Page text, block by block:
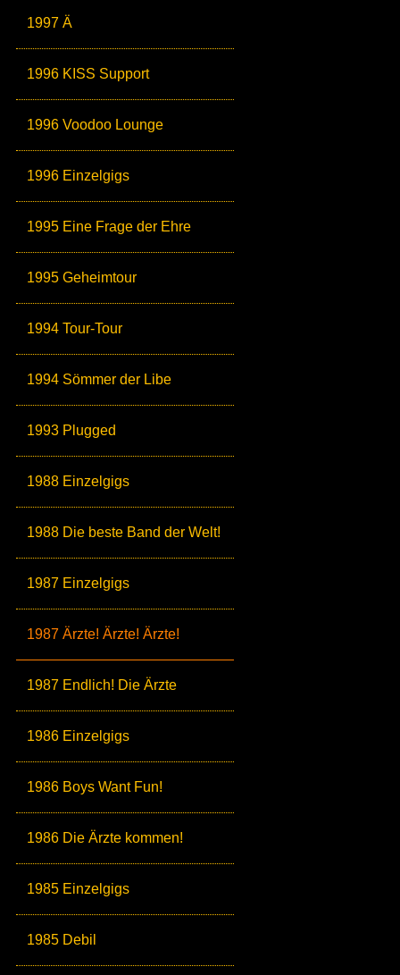
1997 Ä
1996 KISS Support
1996 Voodoo Lounge
1996 Einzelgigs
1995 Eine Frage der Ehre
1995 Geheimtour
1994 Tour-Tour
1994 Sömmer der Libe
1993 Plugged
1988 Einzelgigs
1988 Die beste Band der Welt!
1987 Einzelgigs
1987 Ärzte! Ärzte! Ärzte!
1987 Endlich! Die Ärzte
1986 Einzelgigs
1986 Boys Want Fun!
1986 Die Ärzte kommen!
1985 Einzelgigs
1985 Debil